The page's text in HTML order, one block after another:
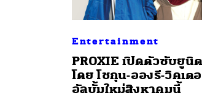
Entertainment
PROXIE เปิดตัวซับยูนิต
โดย โชกุน-อองรี-วิคเ
อัลบั้มใหม่สิงหาคมนี้